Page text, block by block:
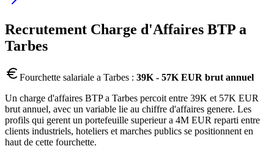
Recrutement Charge d'Affaires BTP a
Tarbes
Fourchette salariale a Tarbes : 39K - 57K EUR brut annuel
Un charge d'affaires BTP a Tarbes percoit entre 39K et 57K EUR
brut annuel, avec un variable lie au chiffre d'affaires genere. Les
profils qui gerent un portefeuille superieur a 4M EUR reparti entre
clients industriels, hoteliers et marches publics se positionnent en
haut de cette fourchette.